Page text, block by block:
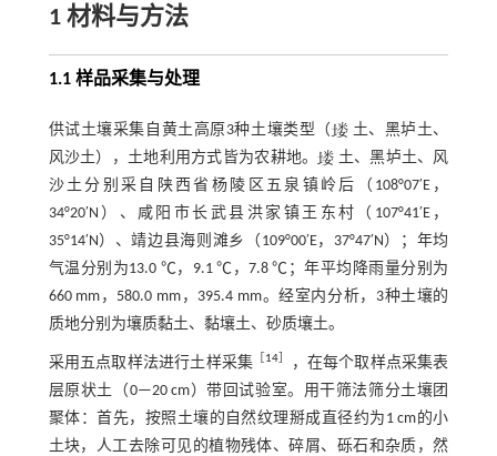
1 材料与方法
1.1 样品采集与处理
供试土壤采集自黄土高原3种土壤类型（
土、黑垆土、
风沙土），土地利用方式皆为农耕地。
土、黑垆土、风
沙土分别采自陕西省杨陵区五泉镇岭后（108°07′E，
34°20′N）、咸阳市长武县洪家镇王东村（107°41′E，
35°14′N）、靖边县海则滩乡（109°00′E，37°47′N）；年均
气温分别为13.0 ℃，9.1 ℃，7.8 ℃；年平均降雨量分别为
660 mm，580.0 mm，395.4 mm。经室内分析，3种土壤的
质地分别为壤质黏土、黏壤土、砂质壤土。
采用五点取样法进行土样采集 14
，在每个取样点采集表
层原状土（0—20 cm）带回试验室。用干筛法筛分土壤团
聚体：首先，按照土壤的自然纹理掰成直径约为1 cm的小
土块，人工去除可见的植物残体、碎屑、砾石和杂质，然